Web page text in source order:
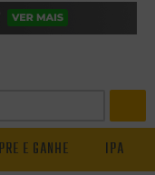
E GANHE IPA